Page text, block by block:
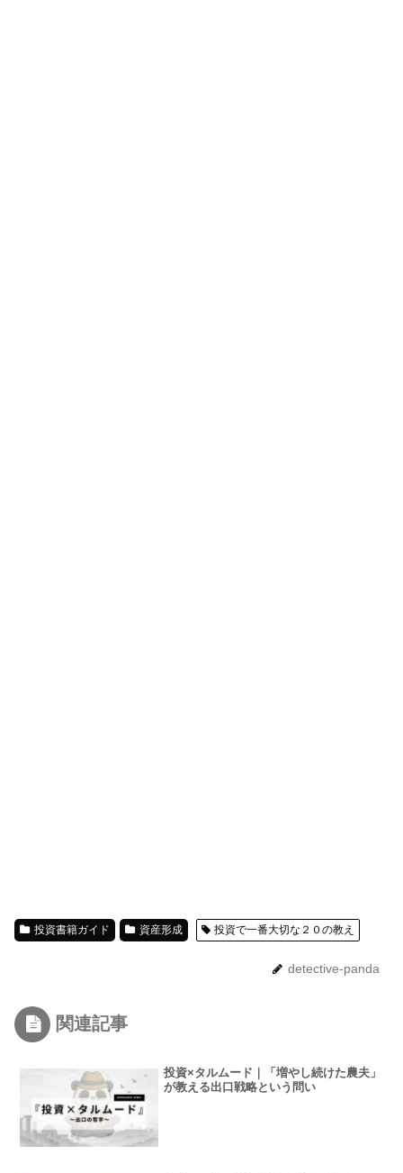
投資書籍ガイド 資産形成 投資で一番大切な２０の教え
detective-panda
関連記事
投資×タルムード｜「増やし続けた農夫」
が教える出口戦略という問い